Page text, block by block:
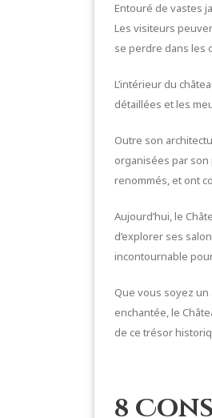
Entouré de vastes
Les visiteurs
se perdre dans les
L’intérieur du
détaillées et les
Outre son
organisées par
renommés, et ont
Aujourd’hui, le
d’explorer ses
incontournable
Que vous soyez un
enchantée, le
de ce trésor
8